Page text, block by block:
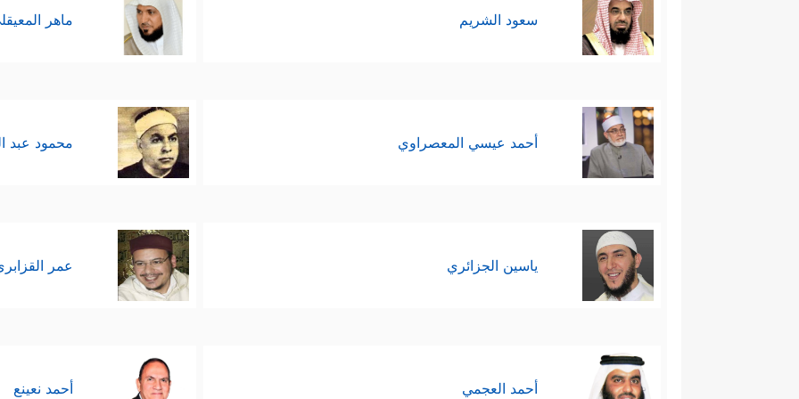
ٱلَّذِینَ ظَلَمُوۤاْ أَیَّ مُنقَلَبࣲ یَنقَلِبُونَ﴾
سعود الشريم ماهر
أحمد عيسي المعصراوي محمود عبد
ياسين الجزائري عمر
أحمد العجمي أحمد نعينع